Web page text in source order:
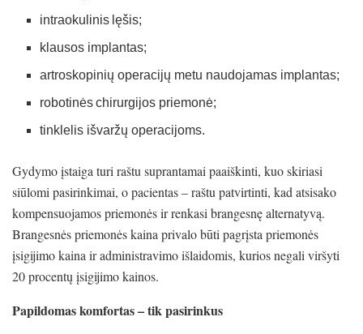
intraokulinis lęšis;
klausos implantas;
artroskopinių operacijų metu naudojamas implantas;
robotinės chirurgijos priemonė;
tinklelis išvaržų operacijoms.
Gydymo įstaiga turi raštu suprantamai paaiškinti, kuo skiriasi
siūlomi pasirinkimai, o pacientas – raštu patvirtinti, kad atsisako
kompensuojamos priemonės ir renkasi brangesnę alternatyvą.
Brangesnės priemonės kaina privalo būti pagrįsta priemonės
įsigijimo kaina ir administravimo išlaidomis, kurios negali viršyti
20 procentų įsigijimo kainos.
Papildomas komfortas – tik pasirinkus